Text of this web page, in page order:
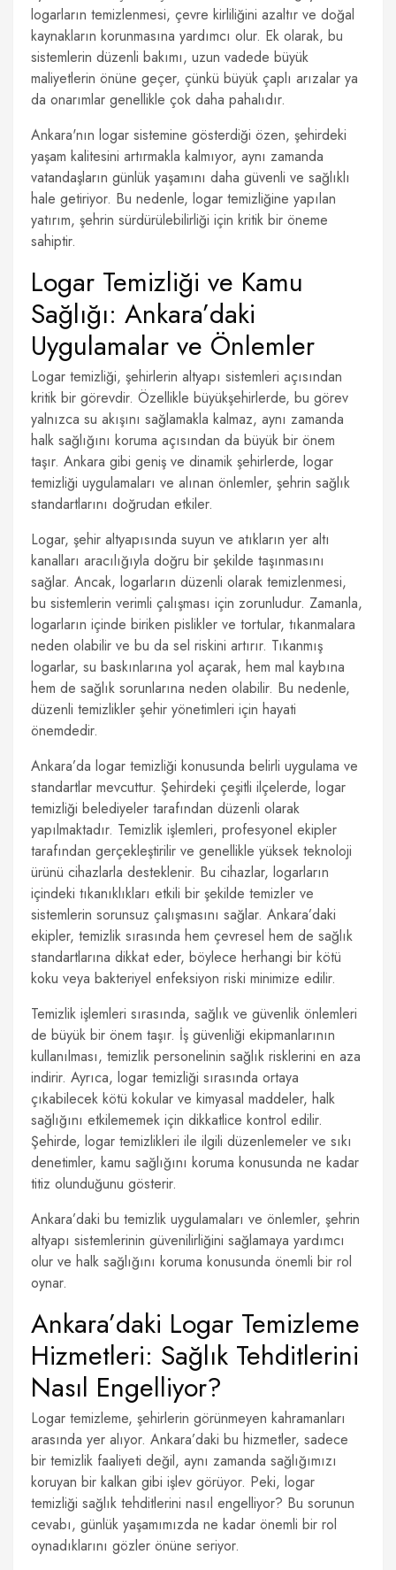
logarların temizlenmesi, çevre kirliliğini azaltır ve doğal
kaynakların korunmasına yardımcı olur. Ek olarak, bu
sistemlerin düzenli bakımı, uzun vadede büyük
maliyetlerin önüne geçer, çünkü büyük çaplı arızalar ya
da onarımlar genellikle çok daha pahalıdır.
Ankara'nın logar sistemine gösterdiği özen, şehirdeki
yaşam kalitesini artırmakla kalmıyor, aynı zamanda
vatandaşların günlük yaşamını daha güvenli ve sağlıklı
hale getiriyor. Bu nedenle, logar temizliğine yapılan
yatırım, şehrin sürdürülebilirliği için kritik bir öneme
sahiptir.
Logar Temizliği ve Kamu
Sağlığı: Ankara’daki
Uygulamalar ve Önlemler
Logar temizliği, şehirlerin altyapı sistemleri açısından
kritik bir görevdir. Özellikle büyükşehirlerde, bu görev
yalnızca su akışını sağlamakla kalmaz, aynı zamanda
halk sağlığını koruma açısından da büyük bir önem
taşır. Ankara gibi geniş ve dinamik şehirlerde, logar
temizliği uygulamaları ve alınan önlemler, şehrin sağlık
standartlarını doğrudan etkiler.
Logar, şehir altyapısında suyun ve atıkların yer altı
kanalları aracılığıyla doğru bir şekilde taşınmasını
sağlar. Ancak, logarların düzenli olarak temizlenmesi,
bu sistemlerin verimli çalışması için zorunludur. Zamanla,
logarların içinde biriken pislikler ve tortular, tıkanmalara
neden olabilir ve bu da sel riskini artırır. Tıkanmış
logarlar, su baskınlarına yol açarak, hem mal kaybına
hem de sağlık sorunlarına neden olabilir. Bu nedenle,
düzenli temizlikler şehir yönetimleri için hayati
önemdedir.
Ankara’da logar temizliği konusunda belirli uygulama ve
standartlar mevcuttur. Şehirdeki çeşitli ilçelerde, logar
temizliği belediyeler tarafından düzenli olarak
yapılmaktadır. Temizlik işlemleri, profesyonel ekipler
tarafından gerçekleştirilir ve genellikle yüksek teknoloji
ürünü cihazlarla desteklenir. Bu cihazlar, logarların
içindeki tıkanıklıkları etkili bir şekilde temizler ve
sistemlerin sorunsuz çalışmasını sağlar. Ankara’daki
ekipler, temizlik sırasında hem çevresel hem de sağlık
standartlarına dikkat eder, böylece herhangi bir kötü
koku veya bakteriyel enfeksiyon riski minimize edilir.
Temizlik işlemleri sırasında, sağlık ve güvenlik önlemleri
de büyük bir önem taşır. İş güvenliği ekipmanlarının
kullanılması, temizlik personelinin sağlık risklerini en aza
indirir. Ayrıca, logar temizliği sırasında ortaya
çıkabilecek kötü kokular ve kimyasal maddeler, halk
sağlığını etkilememek için dikkatlice kontrol edilir.
Şehirde, logar temizlikleri ile ilgili düzenlemeler ve sıkı
denetimler, kamu sağlığını koruma konusunda ne kadar
titiz olunduğunu gösterir.
Ankara’daki bu temizlik uygulamaları ve önlemler, şehrin
altyapı sistemlerinin güvenilirliğini sağlamaya yardımcı
olur ve halk sağlığını koruma konusunda önemli bir rol
oynar.
Ankara’daki Logar Temizleme
Hizmetleri: Sağlık Tehditlerini
Nasıl Engelliyor?
Logar temizleme, şehirlerin görünmeyen kahramanları
arasında yer alıyor. Ankara’daki bu hizmetler, sadece
bir temizlik faaliyeti değil, aynı zamanda sağlığımızı
koruyan bir kalkan gibi işlev görüyor. Peki, logar
temizliği sağlık tehditlerini nasıl engelliyor? Bu sorunun
cevabı, günlük yaşamımızda ne kadar önemli bir rol
oynadıklarını gözler önüne seriyor.